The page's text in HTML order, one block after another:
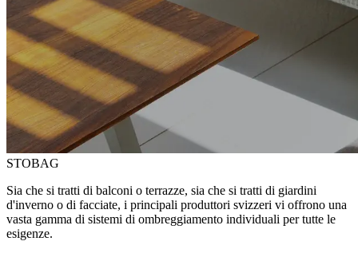
STOBAG
Sia che si tratti di balconi o terrazze, sia che si tratti di giardini
d'inverno o di facciate, i principali produttori svizzeri vi offrono una
vasta gamma di sistemi di ombreggiamento individuali per tutte le
esigenze.